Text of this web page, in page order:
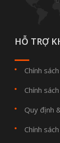
HỖ TRỢ
Chính
Chính
Quy định
Chính